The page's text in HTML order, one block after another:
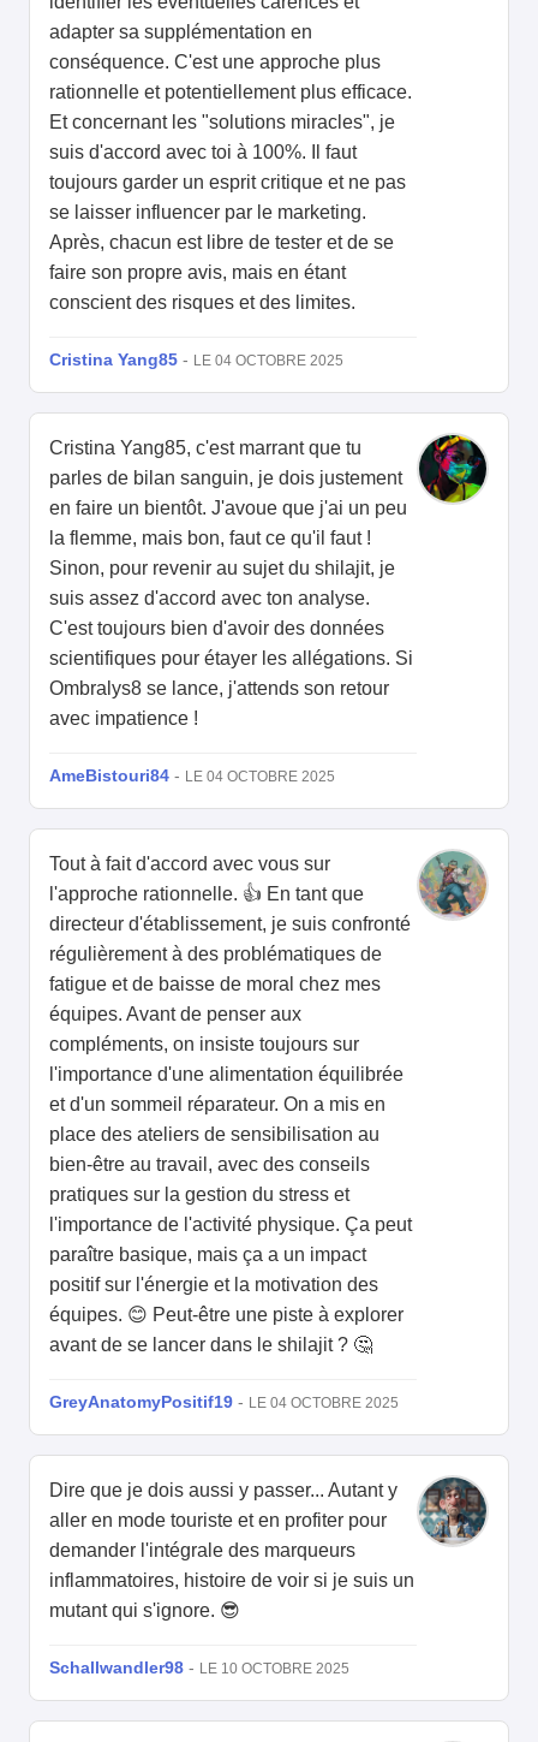
adapter sa supplémentation en
conséquence. C'est une approche plus
rationnelle et potentiellement plus efficace.
Et concernant les "solutions miracles", je
suis d'accord avec toi à 100%. Il faut
toujours garder un esprit critique et ne pas
se laisser influencer par le marketing.
Après, chacun est libre de tester et de se
faire son propre avis, mais en étant
conscient des risques et des limites.
Cristina Yang85 - LE 04 OCTOBRE 2025
Cristina Yang85, c'est marrant que tu
parles de bilan sanguin, je dois justement
en faire un bientôt. J'avoue que j'ai un peu
la flemme, mais bon, faut ce qu'il faut !
Sinon, pour revenir au sujet du shilajit, je
suis assez d'accord avec ton analyse.
C'est toujours bien d'avoir des données
scientifiques pour étayer les allégations. Si
Ombralys8 se lance, j'attends son retour
avec impatience !
AmeBistouri84 - LE 04 OCTOBRE 2025
Tout à fait d'accord avec vous sur
l'approche rationnelle. 👍 En tant que
directeur d'établissement, je suis confronté
régulièrement à des problématiques de
fatigue et de baisse de moral chez mes
équipes. Avant de penser aux
compléments, on insiste toujours sur
l'importance d'une alimentation équilibrée
et d'un sommeil réparateur. On a mis en
place des ateliers de sensibilisation au
bien-être au travail, avec des conseils
pratiques sur la gestion du stress et
l'importance de l'activité physique. Ça peut
paraître basique, mais ça a un impact
positif sur l'énergie et la motivation des
équipes. 😊 Peut-être une piste à explorer
avant de se lancer dans le shilajit ? 🤔
GreyAnatomyPositif19 - LE 04 OCTOBRE 2025
Dire que je dois aussi y passer... Autant y
aller en mode touriste et en profiter pour
demander l'intégrale des marqueurs
inflammatoires, histoire de voir si je suis un
mutant qui s'ignore. 😎
Schallwandler98 - LE 10 OCTOBRE 2025